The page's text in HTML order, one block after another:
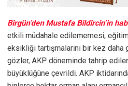
Birgün’den Mustafa Bildircin’in
etkili müdahale edilememesi,
eksikliği tartışmalarını bir kez daha
gözler, AKP döneminde tahrip
büyüklüğüne çevrildi. AKP